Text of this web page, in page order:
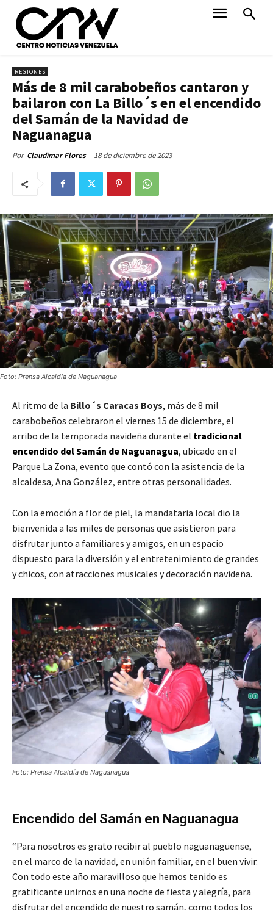
REGIONES
Más de 8 mil carabobeños cantaron y
bailaron con La Billo´s en el encendido
del Samán de la Navidad de
Naguanagua
Por Claudimar Flores 18 de diciembre de 2023
Foto: Prensa Alcaldía de Naguanagua
Al ritmo de la Billo´s Caracas Boys, más de 8 mil
carabobeños celebraron el viernes 15 de diciembre, el
arribo de la temporada navideña durante el tradicional
encendido del Samán de Naguanagua, ubicado en el
Parque La Zona, evento que contó con la asistencia de la
alcaldesa, Ana González, entre otras personalidades.
Con la emoción a flor de piel, la mandataria local dio la
bienvenida a las miles de personas que asistieron para
disfrutar junto a familiares y amigos, en un espacio
dispuesto para la diversión y el entretenimiento de grandes
y chicos, con atracciones musicales y decoración navideña.
Foto: Prensa Alcaldía de Naguanagua
Encendido del Samán en Naguanagua
“Para nosotros es grato recibir al pueblo naguanagüense,
en el marco de la navidad, en unión familiar, en el buen vivir.
Con todo este año maravilloso que hemos tenido es
gratificante unirnos en una noche de fiesta y alegría, para
disfrutar del encendido de nuestro samán, como todos los